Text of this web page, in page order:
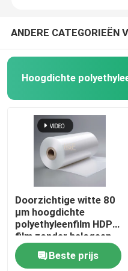
ANDERE CATEGORIEËN
Hoogdichte
Doorzichtige witte 80
μm hoogdichte
polyethyleenfilm HDPE-
film zonder halogeen
voor verpakking en
industrieel gebruik
Beste prijs